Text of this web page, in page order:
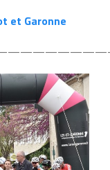
et Garonne